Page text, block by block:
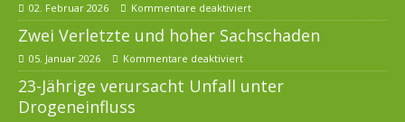
02. Februar 2026 Kommentare deaktiviert
Zwei Verletzte und hoher Sachschaden
05. Januar 2026 Kommentare deaktiviert
23-Jährige verursacht Unfall unter
Drogeneinfluss